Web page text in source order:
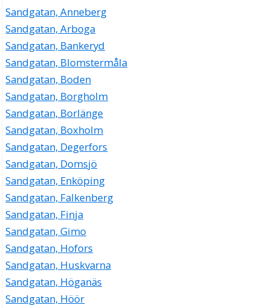
Sandgatan, Anneberg
Sandgatan, Arboga
Sandgatan, Bankeryd
Sandgatan, Blomstermåla
Sandgatan, Boden
Sandgatan, Borgholm
Sandgatan, Borlänge
Sandgatan, Boxholm
Sandgatan, Degerfors
Sandgatan, Domsjö
Sandgatan, Enköping
Sandgatan, Falkenberg
Sandgatan, Finja
Sandgatan, Gimo
Sandgatan, Hofors
Sandgatan, Huskvarna
Sandgatan, Höganäs
Sandgatan, Höör